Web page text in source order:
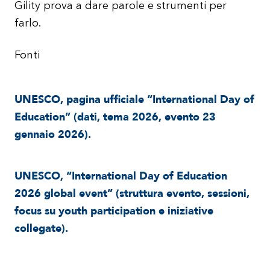
Gility prova a dare parole e strumenti per
farlo.
Fonti
UNESCO, pagina ufficiale “International Day of
Education” (dati, tema 2026, evento 23
gennaio 2026).
UNESCO, “International Day of Education
2026 global event” (struttura evento, sessioni,
focus su youth participation e iniziative
collegate).